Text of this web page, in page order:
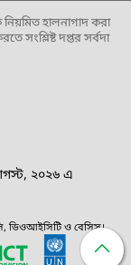
হালনাগাদ করা
সংশ্লিষ্ট দপ্তর সর্বদা
২০২৬ এ
ডিওআইসিটি ও বেসিস।